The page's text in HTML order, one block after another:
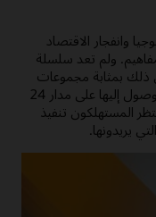
وانفجار الاقتصاد
ولم تعد سلسلة
ذلك بمثابة مجموعات
متطورة من الشبكات المتباينة التي يمكن الوصول إليها على مدار 24
ينتظر المستهلكون تنفيذ
يريدونها.